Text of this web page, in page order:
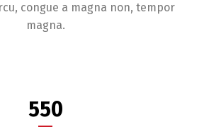
congue a magna non, tempor
magna.
550